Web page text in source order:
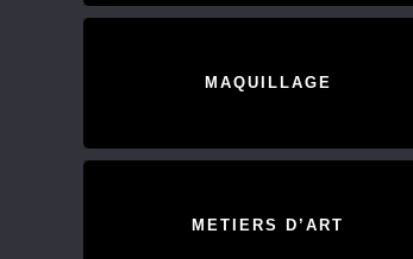
MAQUILLAGE
METIERS D’ART